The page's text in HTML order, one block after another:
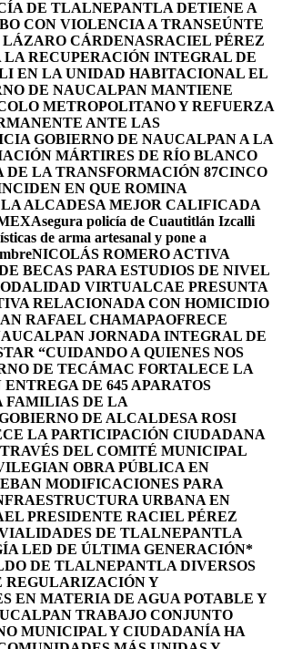
DE TLALNEPANTLA DETIENE A
CON VIOLENCIA A TRANSEÚNTE
CÁRDENASRACIEL PÉREZ
LA RECUPERACIÓN INTEGRAL DE
EN LA UNIDAD HABITACIONAL EL
DE NAUCALPAN MANTIENE
METROPOLITANO Y REFUERZA
ANTE LAS
GOBIERNO DE NAUCALPAN A LA
MÁRTIRES DE RÍO BLANCO
DE LA TRANSFORMACIÓN 87CINCO
EN QUE ROMINA
LA ALCADESA MEJOR CALIFICADA
Asegura policía de Cuautitlán Izcalli
de arma artesanal y pone a
NICOLÁS ROMERO ACTIVA
BECAS PARA ESTUDIOS DE NIVEL
VIRTUALCAE PRESUNTA
RELACIONADA CON HOMICIDIO
RAFAEL CHAMAPAOFRECE
JORNADA INTEGRAL DE
“CUIDANDO A QUIENES NOS
DE TECÁMAC FORTALECE LA
DE 645 APARATOS
FAMILIAS DE LA
DE ALCALDESA ROSI
LA PARTICIPACIÓN CIUDADANA
DEL COMITÉ MUNICIPAL
OBRA PÚBLICA EN
MODIFICACIONES PARA
URBANA EN
EL PRESIDENTE RACIEL PÉREZ
DE TLALNEPANTLA
LED DE ÚLTIMA GENERACIÓN*
DE TLALNEPANTLA DIVERSOS
REGULARIZACIÓN Y
EN MATERIA DE AGUA POTABLE Y
TRABAJO CONJUNTO
MUNICIPAL Y CIUDADANÍA HA